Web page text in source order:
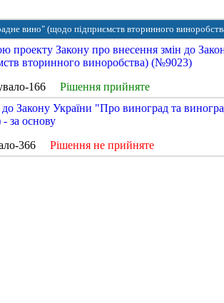
вино" (щодо підприємств вторинного
проекту Закону про внесення змін до
вторинного виноробства) (№9023)
166
Рішення прийняте
Закону України "Про виноград та
за основу
366
Рішення не прийняте